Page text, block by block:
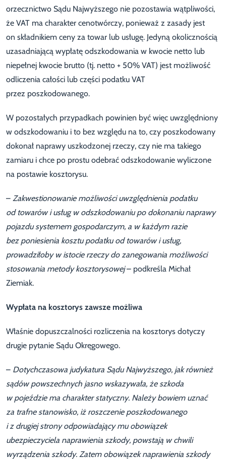
orzecznictwo Sądu Najwyższego nie pozostawia wątpliwości,
że VAT ma charakter cenotwórczy, ponieważ z zasady jest
on składnikiem ceny za towar lub usługę. Jedyną okolicznością
uzasadniającą wypłatę odszkodowania w kwocie netto lub
niepełnej kwocie brutto (tj. netto + 50% VAT) jest możliwość
odliczenia całości lub części podatku VAT
przez poszkodowanego.
W pozostałych przypadkach powinien być więc uwzględniony
w odszkodowaniu i to bez względu na to, czy poszkodowany
dokonał naprawy uszkodzonej rzeczy, czy nie ma takiego
zamiaru i chce po prostu odebrać odszkodowanie wyliczone
na postawie kosztorysu.
– Zakwestionowanie możliwości uwzględnienia podatku
od towarów i usług w odszkodowaniu po dokonaniu naprawy
pojazdu systemem gospodarczym, a w każdym razie
bez poniesienia kosztu podatku od towarów i usług,
prowadziłoby w istocie rzeczy do zanegowania możliwości
stosowania metody kosztorysowej– podkreśla Michał
Ziemiak.
Wypłata na kosztorys zawsze możliwa
Właśnie dopuszczalności rozliczenia na kosztorys dotyczy
drugie pytanie Sądu Okręgowego.
– Dotychczasowa judykatura Sądu Najwyższego, jak również
sądów powszechnych jasno wskazywała, że szkoda
w pojeździe ma charakter statyczny. Należy bowiem uznać
za trafne stanowisko, iż roszczenie poszkodowanego
i z drugiej strony odpowiadający mu obowiązek
ubezpieczyciela naprawienia szkody, powstają w chwili
wyrządzenia szkody. Zatem obowiązek naprawienia szkody